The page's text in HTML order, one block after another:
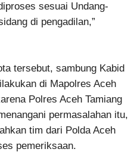
sesuai Undang-
di pengadilan,”
tersebut, sambung Kabid
di Mapolres Aceh
Polres Aceh Tamiang
permasalahan itu,
tim dari Polda Aceh
pemeriksaan.